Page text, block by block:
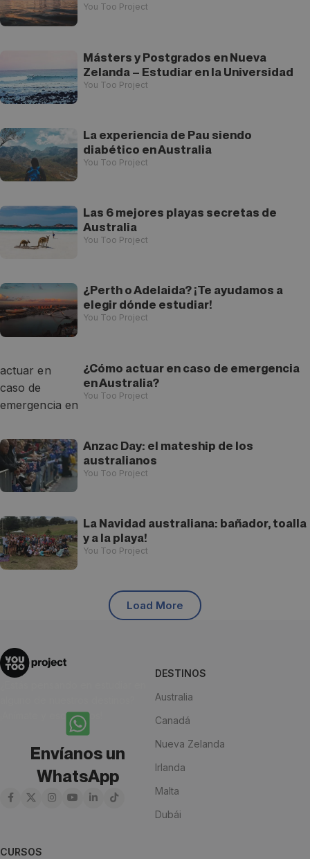
You Too Project
Másters y Postgrados en Nueva
Zelanda – Estudiar en la Universidad
You Too Project
La experiencia de Pau siendo
diabético en Australia
You Too Project
Las 6 mejores playas secretas de
Australia
You Too Project
¿Perth o Adelaida? ¡Te ayudamos a
elegir dónde estudiar!
You Too Project
¿Cómo actuar en caso de emergencia
en Australia?
You Too Project
Anzac Day: el mateship de los
australianos
You Too Project
La Navidad australiana: bañador, toalla
y a la playa!
You Too Project
Load More
¡Anímate y escríbenos!
Envíanos un
WhatsApp
DESTINOS
Australia
Canadá
Nueva Zelanda
Irlanda
Malta
Dubái
CURSOS